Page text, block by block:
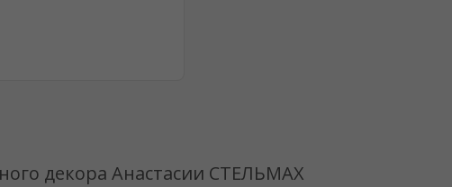
декора Анастасии СТЕЛЬМАХ